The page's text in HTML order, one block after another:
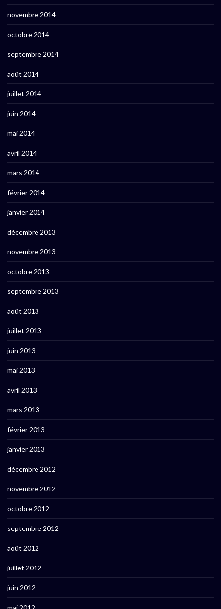
novembre 2014
octobre 2014
septembre 2014
août 2014
juillet 2014
juin 2014
mai 2014
avril 2014
mars 2014
février 2014
janvier 2014
décembre 2013
novembre 2013
octobre 2013
septembre 2013
août 2013
juillet 2013
juin 2013
mai 2013
avril 2013
mars 2013
février 2013
janvier 2013
décembre 2012
novembre 2012
octobre 2012
septembre 2012
août 2012
juillet 2012
juin 2012
mai 2012